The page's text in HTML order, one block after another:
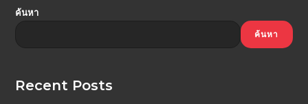
ค้นหา
ค้นหา
Recent Posts